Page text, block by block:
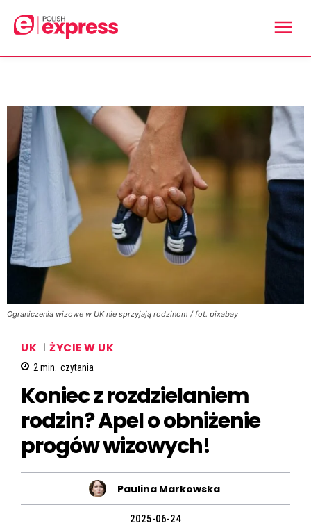
Ograniczenia wizowe w UK nie sprzyjają rodzinom / fot. pixabay
UK ŻYCIE W UK
2min. czytania
Koniec z rozdzielaniem
rodzin? Apel o obniżenie
progów wizowych!
Paulina Markowska
2025-06-24